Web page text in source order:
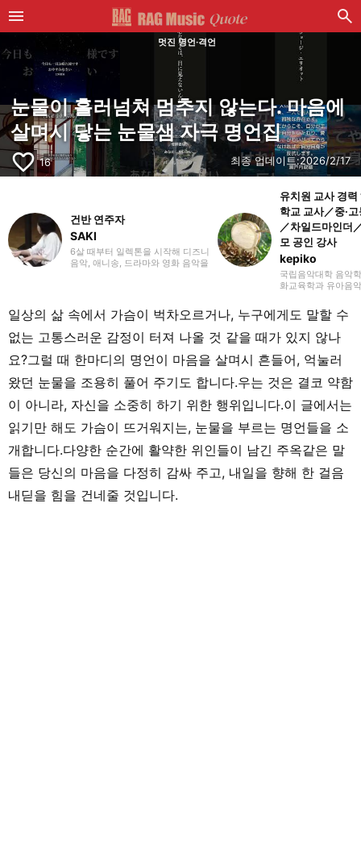
멋진 명언·격언
눈물이 흘러넘쳐 멈추지 않는다. 마음에
살며시 닿는 눈물샘 자극 명언집
favorite_border 16 최종 업데이트:2026/2/17
건반 연주자
SAKI
6살 때부터 일렉톤을 시작해 디즈니
음악, 애니송, 드라마와 영화 음악을
을 살려 학생 시절에는 신시사이저
와 피아노도 시작했고, 학교 주최 행
사에도 출연했습니다. 라이터로서
는 음악 관련 기사뿐만 아니라 다양
한 장르의 글을 다뤄왔기 때문에, 그
동안의 경험을 바탕으로 ‘해보고 싶
다!’, ‘들어보고 싶다!’라고 느낄 수 있
는 글을 전해드리고 싶습니다!
유치원 교사 경
학교 교사／중·
／차일드마인더
모 공인 강사
kepiko
국립음악대학 음악
화교육학과 유아음
쿠사바 준 선생님이
다. 대학 졸업 후 유
년간, 방과후 보육
간 근무한 뒤, 싱가
에서 음악 교사로 부
만 아니라 일본 문화
레크리에이션 등을
하며 많은 아이들과
다. 그 후 쇼가쿠칸
이터, 기획, 편집 일
어른들과의 만남을
는 것의 즐거움을
서 키운 시각과 편집
을 살려, 인풋과 아
며 음악과 아이들과
중심으로 실천에 도
일상의 삶 속에서 가슴이 벅차오르거나, 누구에게도 말할 수
없는 고통스러운 감정이 터져 나올 것 같을 때가 있지 않나
요?그럴 때 한마디의 명언이 마음을 살며시 흔들어, 억눌러
왔던 눈물을 조용히 풀어 주기도 합니다.우는 것은 결코 약함
이 아니라, 자신을 소중히 하기 위한 행위입니다.이 글에서는
읽기만 해도 가슴이 뜨거워지는, 눈물을 부르는 명언들을 소
개합니다.다양한 순간에 활약한 위인들이 남긴 주옥같은 말
들은 당신의 마음을 다정히 감싸 주고, 내일을 향해 한 걸음
내딛을 힘을 건네줄 것입니다.